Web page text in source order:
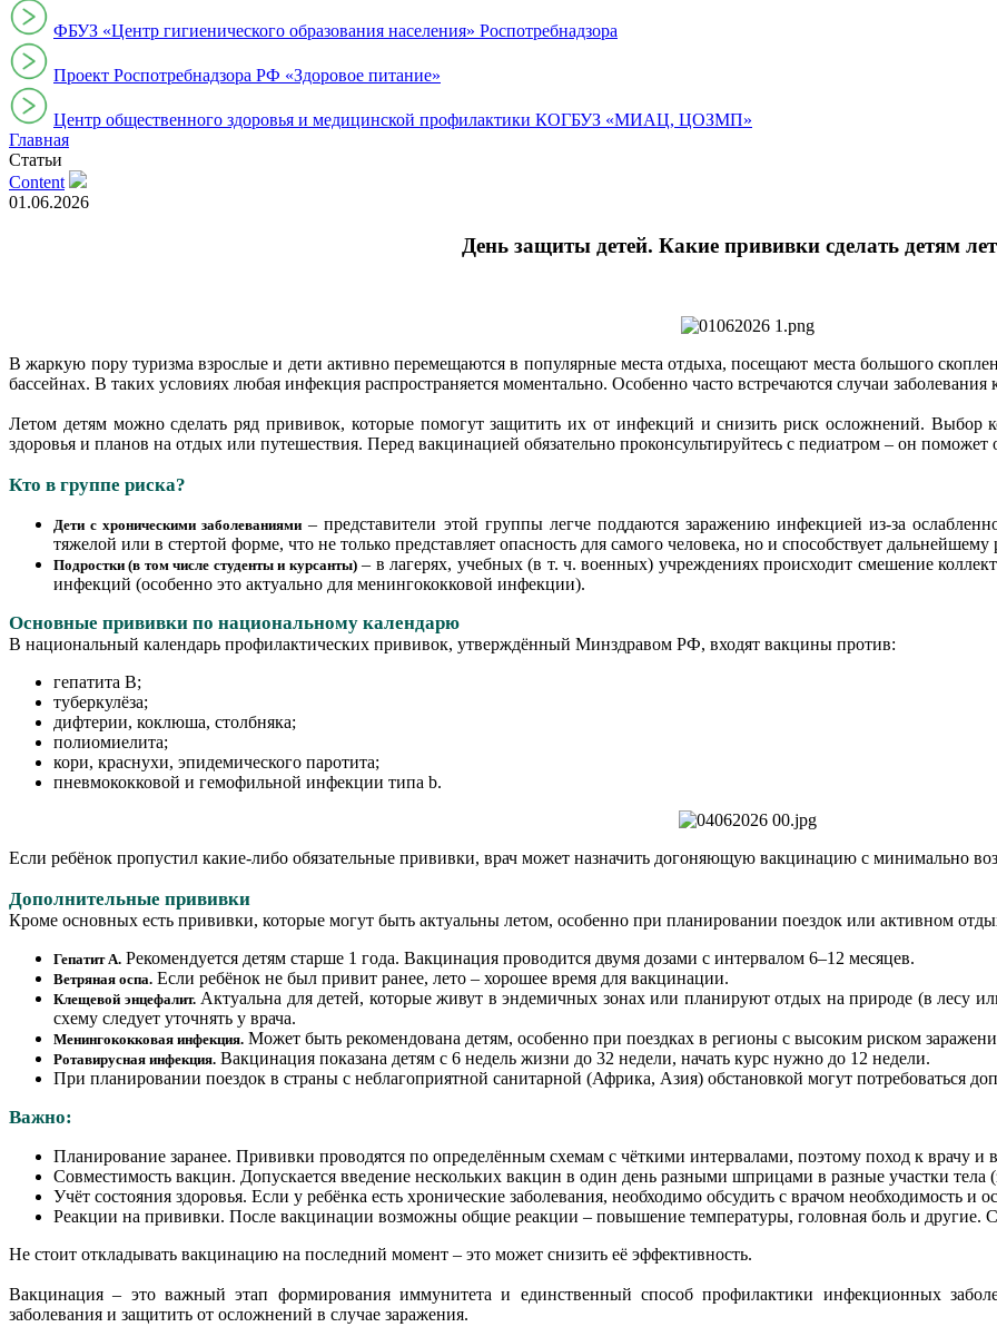
ФБУЗ «Центр гигиенического образования населения» Роспотребнадзора
Проект Роспотребнадзора РФ «Здоровое питание»
Центр общественного здоровья и медицинской профилактики КОГБУЗ «МИАЦ, ЦОЗМП»
Главная
Статьи
Content
01.06.2026
День защиты детей. Какие прививки сделать детям
В жаркую пору туризма взрослые и дети активно перемещаются в популярные места отдыха, посещают места большого
бассейнах. В таких условиях любая инфекция распространяется моментально. Особенно часто встречаются случаи
Летом детям можно сделать ряд прививок, которые помогут защитить их от инфекций и снизить риск осложнений. Выбор
здоровья и планов на отдых или путешествия. Перед вакцинацией обязательно проконсультируйтесь с педиатром – он
Кто в группе риска?
Дети с хроническими заболеваниями – представители этой группы легче поддаются заражению инфекцией из-за
тяжелой или в стертой форме, что не только представляет опасность для самого человека, но и способствует
Подростки (в том числе студенты и курсанты)– в лагерях, учебных (в т. ч. военных) учреждениях происходит смешение
инфекций (особенно это актуально для менингококковой инфекции).
Основные прививки по национальному календарю
В национальный календарь профилактических прививок, утверждённый Минздравом РФ, входят вакцины против:
гепатита B;
туберкулёза;
дифтерии, коклюша, столбняка;
полиомиелита;
кори, краснухи, эпидемического паротита;
пневмококковой и гемофильной инфекции типа b.
Если ребёнок пропустил какие-либо обязательные прививки, врач может назначить догоняющую вакцинацию с минимально
Дополнительные прививки
Кроме основных есть прививки, которые могут быть актуальны летом, особенно при планировании поездок или активном
Гепатит A. Рекомендуется детям старше 1 года. Вакцинация проводится двумя дозами с интервалом 6–12 месяцев.
Ветряная оспа. Если ребёнок не был привит ранее, лето – хорошее время для вакцинации.
Клещевой энцефалит.Актуальна для детей, которые живут в эндемичных зонах или планируют отдых на природе (в лесу
схему следует уточнять у врача.
Менингококковая инфекция. Может быть рекомендована детям, особенно при поездках в регионы с высоким риском
Ротавирусная инфекция. Вакцинация показана детям с 6 недель жизни до 32 недели, начать курс нужно до 12 недели.
При планировании поездок в страны с неблагоприятной санитарной (Африка, Азия) обстановкой могут потребоваться
Важно:
Планирование заранее. Прививки проводятся по определённым схемам с чёткими интервалами, поэтому поход к врачу и
Совместимость вакцин. Допускается введение нескольких вакцин в один день разными шприцами в разные участки тела
Учёт состояния здоровья. Если у ребёнка есть хронические заболевания, необходимо обсудить с врачом необходимость и
Реакции на прививки. После вакцинации возможны общие реакции – повышение температуры, головная боль и другие.
Не стоит откладывать вакцинацию на последний момент – это может снизить её эффективность.
Вакцинация – это важный этап формирования иммунитета и единственный способ профилактики инфекционных
заболевания и защитить от осложнений в случае заражения.